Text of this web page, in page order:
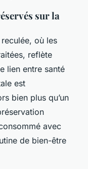
sur la
où les
reflète
lien entre santé
est
bien plus qu’un
avec
de bien-être